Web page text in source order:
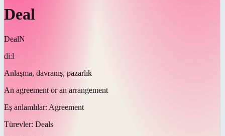
Deal
DealN
diːl
Anlaşma, davranış, pazarlık
An agreement or an arrangement
Eş anlamlılar: Agreement
Türevler: Deals